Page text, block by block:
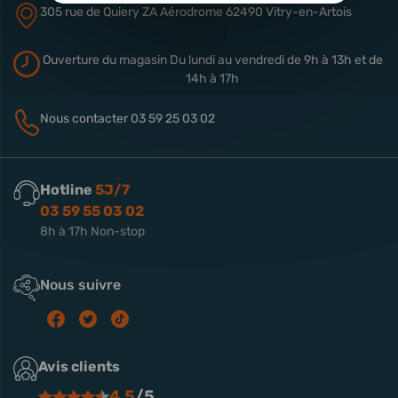
305 rue de Quiery ZA Aérodrome 62490 Vitry-en-Artois
Ouverture du magasinDu lundi au vendredi de 9h à 13h et de
14h à 17h
Nous contacter 03 59 25 03 02
Hotline 5J/7
03 59 55 03 02
8h à 17h Non-stop
Nous suivre
Avis clients